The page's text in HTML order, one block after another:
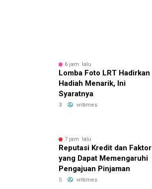
6 jam lalu
Lomba Foto LRT Hadirkan
Hadiah Menarik, Ini
Syaratnya
3 vritimes
7 jam lalu
Reputasi Kredit dan Faktor
yang Dapat Memengaruhi
Pengajuan Pinjaman
5 vritimes